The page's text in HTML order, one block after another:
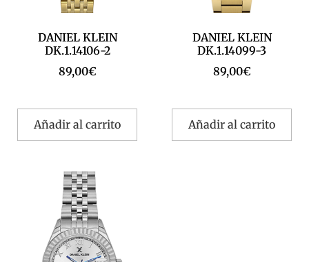
DANIEL KLEIN
DK.1.14106-2
89,00€
Añadir al carrito
DANIEL KLEIN
DK.1.14099-3
89,00€
Añadir al carrito